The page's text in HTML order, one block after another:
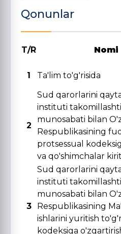
Qonunlar
T/R Nomi
1
Ta'lim to'g'risida
2
Sud qarorlarini
instituti
munosabati bilan
Respublikasining
protsessual
va qo'shimchalar
3
Sud qarorlarini
instituti
munosabati bilan
Respublikasining
ishlarini yuritish
kodeksiga